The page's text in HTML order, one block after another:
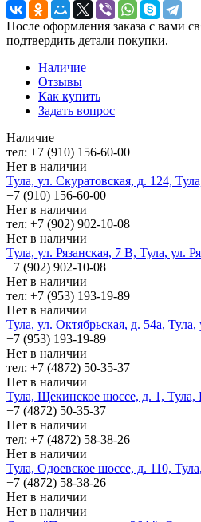
После оформления заказа с вами
подтвердить детали покупки.
Наличие
Отзывы
Как купить
Задать вопрос
Наличие
тел: +7 (910) 156-60-00
Нет в наличии
Тула, ул. Скуратовская, д. 124,
+7 (910) 156-60-00
Нет в наличии
тел: +7 (902) 902-10-08
Нет в наличии
Тула, ул. Рязанская, 7 В, Тула, ул.
+7 (902) 902-10-08
Нет в наличии
тел: +7 (953) 193-19-89
Нет в наличии
Тула, ул. Октябрьская, д. 54а, Тула,
+7 (953) 193-19-89
Нет в наличии
тел: +7 (4872) 50-35-37
Нет в наличии
Тула, Щекинское шоссе, д. 1, Тула,
+7 (4872) 50-35-37
Нет в наличии
тел: +7 (4872) 58-38-26
Нет в наличии
Тула, Одоевское шоссе, д. 110,
+7 (4872) 58-38-26
Нет в наличии
Нет в наличии